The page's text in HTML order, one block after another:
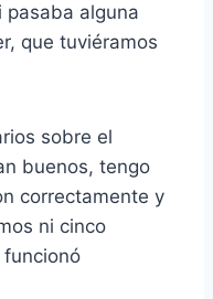
alguna
que tuviéramos
sobre el
buenos, tengo
correctamente y
ni cinco